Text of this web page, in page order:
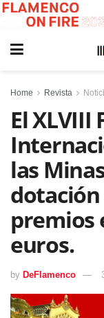
Home Revista
El XLVIII
las
dotación
premios
euros.
by DeFlamenco